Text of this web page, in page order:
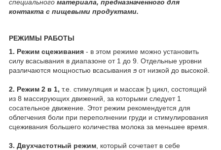
специального материала, предназначенного для
контакта с пищевыми продуктами.
РЕЖИМЫ РАБОТЫ
1. Режим сцеживания - в этом режиме можно установить
силу всасывания в диапазоне от 1 до 9. Отдельные уровни
различаются мощностью всасывания ϧ от низкой до высокой.
2. Режим 2 в 1, т.е. стимуляция и массаж Ϧ цикл, состоящий
из 8 массирующих движений, за которыми следует 1
сосательное движение. Этот режим рекомендуется для
облегчения боли при переполнении груди и стимулирования
сцеживания большего количества молока за меньшее время.
3. Двухчастотный режим , который сочетает в себе